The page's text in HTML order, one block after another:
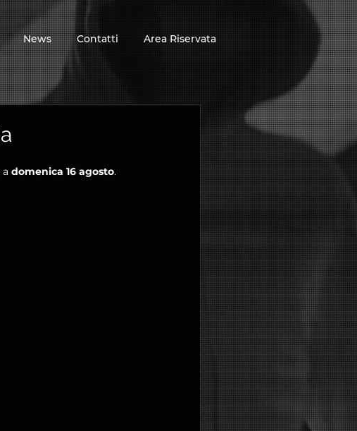
News Contatti Area Riservata
a domenica 16 agosto.